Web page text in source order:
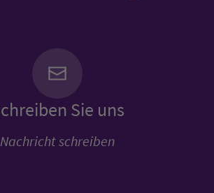
Sie uns
Nachricht schreiben